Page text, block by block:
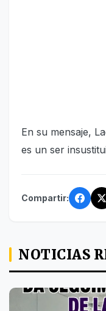
En su mensaje,
es un ser
Compartir:
NOTICIAS